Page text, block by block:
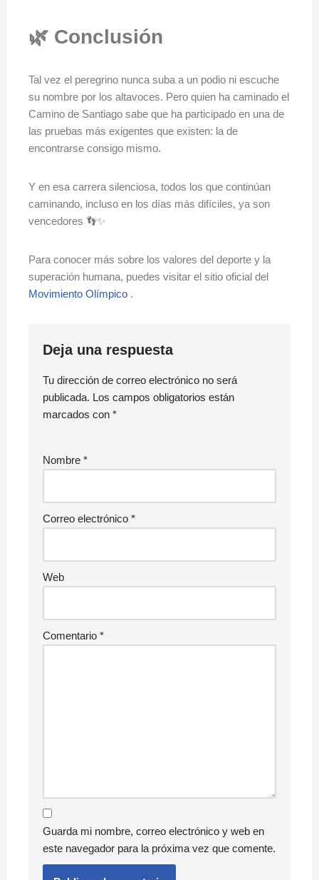
🌿 Conclusión
Tal vez el peregrino nunca suba a un podio ni escuche
su nombre por los altavoces. Pero quien ha caminado el
Camino de Santiago sabe que ha participado en una de
las pruebas más exigentes que existen: la de
encontrarse consigo mismo.
Y en esa carrera silenciosa, todos los que continúan
caminando, incluso en los días más difíciles, ya son
vencedores 👣✨
Para conocer más sobre los valores del deporte y la
superación humana, puedes visitar el sitio oficial del
Movimiento Olímpico .
Deja una respuesta
Tu dirección de correo electrónico no será
publicada. Los campos obligatorios están
marcados con *
Nombre *
Correo electrónico *
Web
Comentario *
Guarda mi nombre, correo electrónico y web en
este navegador para la próxima vez que comente.